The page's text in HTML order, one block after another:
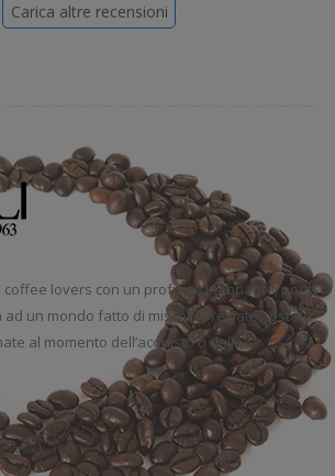
Carica altre recensioni
coffee lovers con un profumo inebriante, porta
ad un mondo fatto di miscele pregiate, tostate
al momento dell’acquisto o della